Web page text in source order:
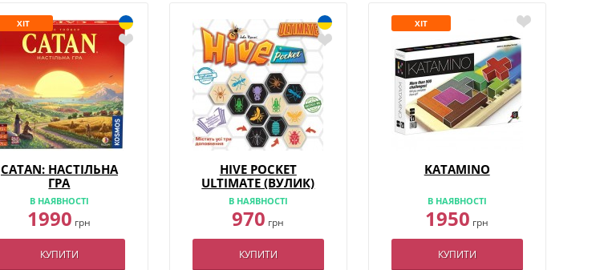
ХІТ
CATAN: НАСТІЛЬНА
ГРА
В НАЯВНОСТІ
1990 грн
КУПИТИ
HIVE POCKET
ULTIMATE (ВУЛИК)
В НАЯВНОСТІ
970 грн
КУПИТИ
ХІТ
KATAMINO
В НАЯВНОСТІ
1950 грн
КУПИТИ